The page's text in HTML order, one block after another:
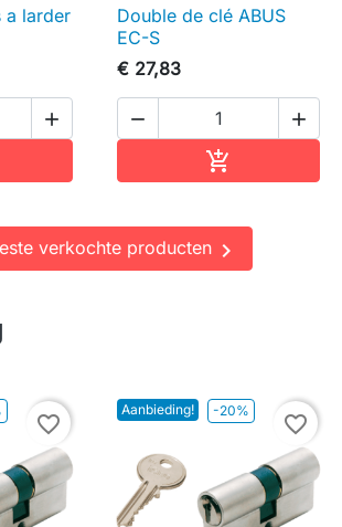
a larder

Double de clé ABUS
EC-S
€ 27,83
 

verkochte producten 
favorite_border
Aanbieding! -20%
favorite_border